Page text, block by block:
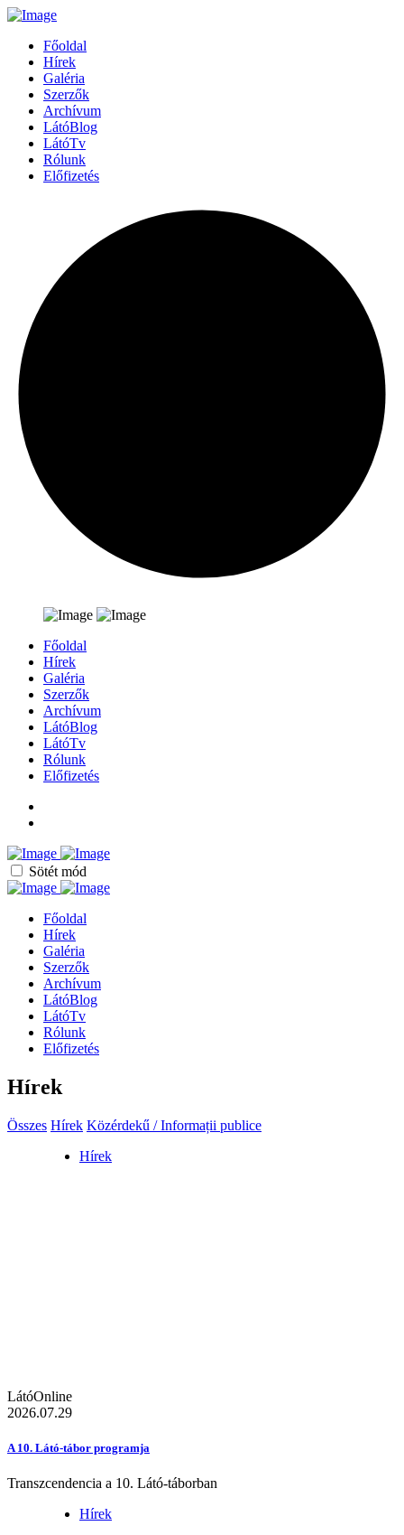
Főoldal
Hírek
Galéria
Szerzők
Archívum
LátóBlog
LátóTv
Rólunk
Előfizetés
Főoldal
Hírek
Galéria
Szerzők
Archívum
LátóBlog
LátóTv
Rólunk
Előfizetés
Sötét mód
Főoldal
Hírek
Galéria
Szerzők
Archívum
LátóBlog
LátóTv
Rólunk
Előfizetés
Hírek
Összes Hírek Közérdekű / Informații publice
Hírek
LátóOnline
2026.07.29
A 10. Látó-tábor programja
Transzcendencia a 10. Látó-táborban
Hírek